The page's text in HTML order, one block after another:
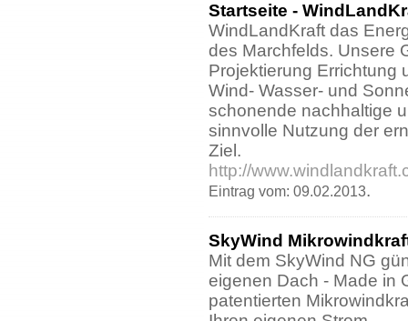
Startseite -
WindLandKraft das
des Marchfelds. Unsere
Projektierung Errichtung
Wind- Wasser- und
schonende nachhaltige
sinnvolle Nutzung der
Ziel.
http://
Eintrag vom: 09.02.2013.
SkyWind
Mit dem SkyWind NG
eigenen Dach - Made in
patentierten